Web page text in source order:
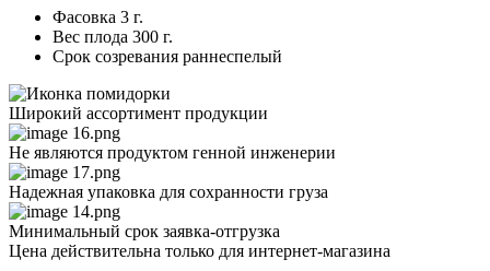
Фасовка 3 г.
Вес плода 300 г.
Срок созревания раннеспелый
Широкий ассортимент продукции
Не являются продуктом генной инженерии
Надежная упаковка для сохранности груза
Минимальный срок заявка-отгрузка
Цена действительна только для интернет-магазина